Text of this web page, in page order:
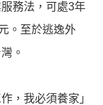
務法，可處3年
。至於逃逸外
。
，我必須養家」